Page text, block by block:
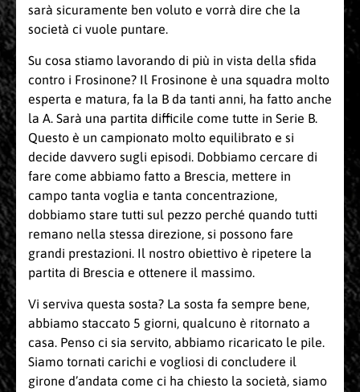
sarà sicuramente ben voluto e vorrà dire che la
società ci vuole puntare.
Su cosa stiamo lavorando di più in vista della sfida
contro i Frosinone? Il Frosinone è una squadra molto
esperta e matura, fa la B da tanti anni, ha fatto anche
la A. Sarà una partita difficile come tutte in Serie B.
Questo è un campionato molto equilibrato e si
decide davvero sugli episodi. Dobbiamo cercare di
fare come abbiamo fatto a Brescia, mettere in
campo tanta voglia e tanta concentrazione,
dobbiamo stare tutti sul pezzo perché quando tutti
remano nella stessa direzione, si possono fare
grandi prestazioni. Il nostro obiettivo è ripetere la
partita di Brescia e ottenere il massimo.
Vi serviva questa sosta? La sosta fa sempre bene,
abbiamo staccato 5 giorni, qualcuno è ritornato a
casa. Penso ci sia servito, abbiamo ricaricato le pile.
Siamo tornati carichi e vogliosi di concludere il
girone d’andata come ci ha chiesto la società, siamo